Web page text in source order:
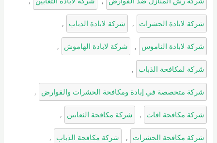
شركة لابادة الحشرات , شركة لابادة الذباب ,
شركة لابادة الناموس , شركة لابادة الهاموش ,
شركة لمكافحة الذباب ,
شركة متخصصة في إبادة ومكافحة الحشرات والقوارض ,
شركة مكافحة افات , شركة مكافحة الثعابين ,
شركة مكافحة الحشرات , شركة مكافحة الذباب ,